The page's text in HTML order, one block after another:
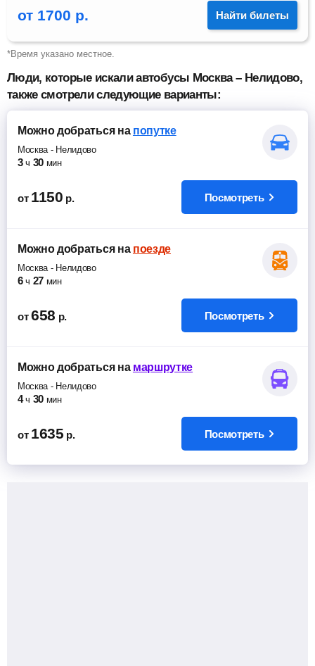
от 1700 р. Найти билеты
*Время указано местное.
Люди, которые искали автобусы Москва – Нелидово,
также смотрели следующие варианты:
Можно добратьсяна попутке
Москва- Нелидово
3 ч 30 мин
от 1150 р. Посмотреть
Можно добратьсяна поезде
Москва- Нелидово
6 ч 27 мин
от 658 р. Посмотреть
Можно добратьсяна маршрутке
Москва- Нелидово
4 ч 30 мин
от 1635 р. Посмотреть